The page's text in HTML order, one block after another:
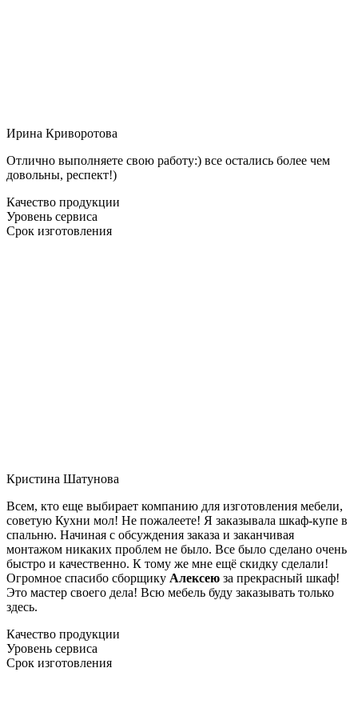
Ирина Криворотова
Отлично выполняете свою работу:) все остались более чем
довольны, респект!)
Качество продукции
Уровень сервиса
Срок изготовления
Кристина Шатунова
Всем, кто еще выбирает компанию для изготовления мебели,
советую Кухни мол! Не пожалеете! Я заказывала шкаф-купе в
спальню. Начиная с обсуждения заказа и заканчивая
монтажом никаких проблем не было. Все было сделано очень
быстро и качественно. К тому же мне ещё скидку сделали!
Огромное спасибо сборщику Алексею за прекрасный шкаф!
Это мастер своего дела! Всю мебель буду заказывать только
здесь.
Качество продукции
Уровень сервиса
Срок изготовления